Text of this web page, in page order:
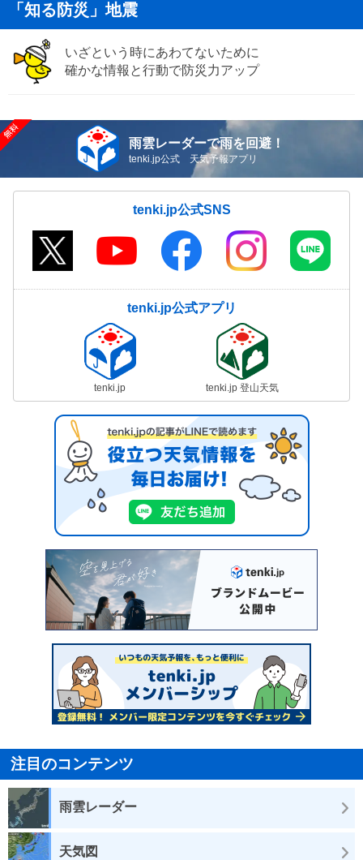
「知る防災」地震
いざという時にあわてないために
確かな情報と行動で防災力アップ
雨雲レーダーで雨を回避！
tenki.jp公式 天気予報アプリ
tenki.jp公式SNS
tenki.jp公式アプリ
tenki.jp tenki.jp 登山天気
注目のコンテンツ
雨雲レーダー
天気図